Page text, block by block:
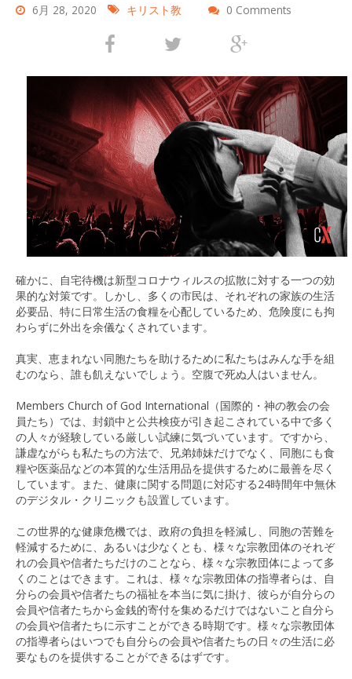
6月 28, 2020 キリスト教 0 Comments
確かに、自宅待機は新型コロナウィルスの拡散に対する一つの効
果的な対策です。しかし、多くの市民は、それぞれの家族の生活
必要品、特に日常生活の食糧を心配しているため、危険度にも拘
わらずに外出を余儀なくされています。
真実、恵まれない同胞たちを助けるために私たちはみんな手を組
むのなら、誰も飢えないでしょう。空腹で死ぬ人はいません。
Members Church of God International（国際的・神の教会の会
員たち）では、封鎖中と公共検疫が引き起こされている中で多く
の人々が経験している厳しい試練に気づいています。ですから、
謙虚ながらも私たちの方法で、兄弟姉妹だけでなく、同胞にも食
糧や医薬品などの本質的な生活用品を提供するために最善を尽く
しています。また、健康に関する問題に対応する24時間年中無休
のデジタル・クリニックも設置しています。
この世界的な健康危機では、政府の負担を軽減し、同胞の苦難を
軽減するために、あるいは少なくとも、様々な宗教団体のそれぞ
れの会員や信者たちだけのことなら、様々な宗教団体によって多
くのことはできます。これは、様々な宗教団体の指導者らは、自
分らの会員や信者たちの福祉を本当に気に掛け、彼らが自分らの
会員や信者たちから金銭的寄付を集めるだけではないこと自分ら
の会員や信者たちに示すことができる時期です。様々な宗教団体
の指導者らはいつでも自分らの会員や信者たちの日々の生活に必
要なものを提供することができるはずです。